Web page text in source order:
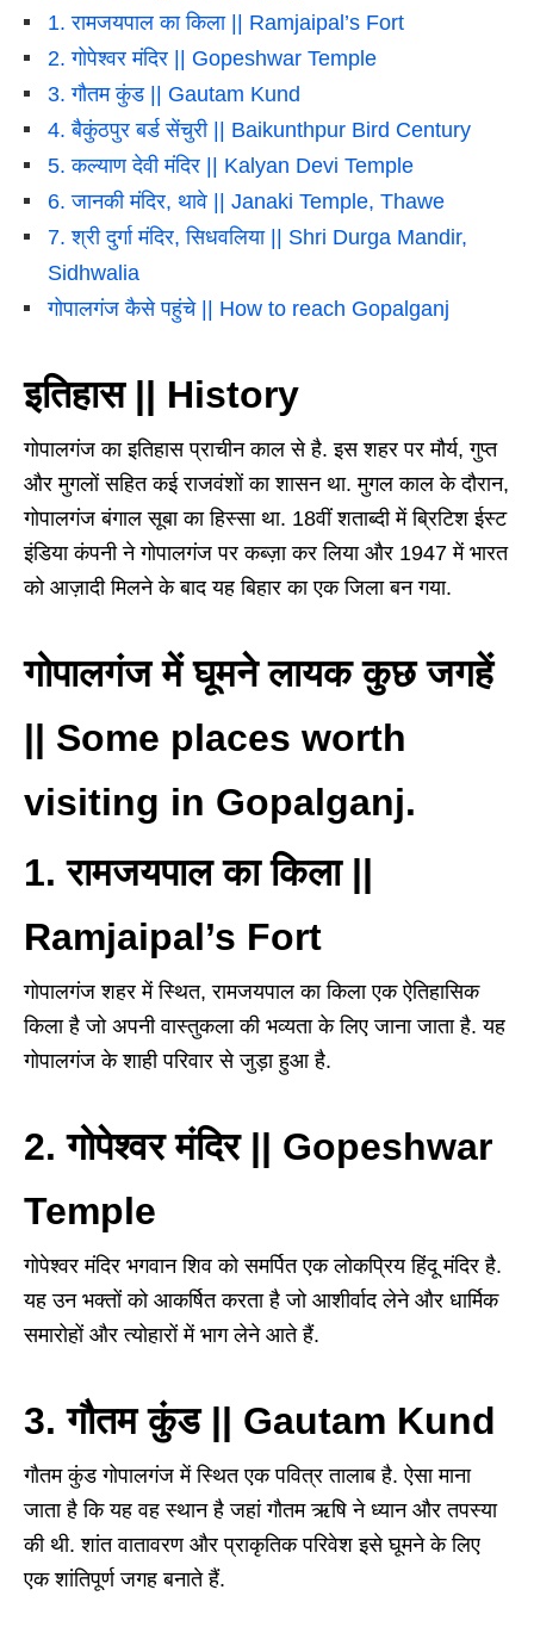
1. रामजयपाल का किला || Ramjaipal’s Fort
2. गोपेश्वर मंदिर || Gopeshwar Temple
3. गौतम कुंड || Gautam Kund
4. बैकुंठपुर बर्ड सेंचुरी || Baikunthpur Bird Century
5. कल्याण देवी मंदिर || Kalyan Devi Temple
6. जानकी मंदिर, थावे || Janaki Temple, Thawe
7. श्री दुर्गा मंदिर, सिधवलिया || Shri Durga Mandir,
Sidhwalia
गोपालगंज कैसे पहुंचे || How to reach Gopalganj
इतिहास || History
गोपालगंज का इतिहास प्राचीन काल से है. इस शहर पर मौर्य, गुप्त
और मुगलों सहित कई राजवंशों का शासन था. मुगल काल के दौरान,
गोपालगंज बंगाल सूबा का हिस्सा था. 18वीं शताब्दी में ब्रिटिश ईस्ट
इंडिया कंपनी ने गोपालगंज पर कब्ज़ा कर लिया और 1947 में भारत
को आज़ादी मिलने के बाद यह बिहार का एक जिला बन गया.
गोपालगंज में घूमने लायक कुछ जगहें
|| Some places worth
visiting in Gopalganj.
1. रामजयपाल का किला ||
Ramjaipal’s Fort
गोपालगंज शहर में स्थित, रामजयपाल का किला एक ऐतिहासिक
किला है जो अपनी वास्तुकला की भव्यता के लिए जाना जाता है. यह
गोपालगंज के शाही परिवार से जुड़ा हुआ है.
2. गोपेश्वर मंदिर || Gopeshwar
Temple
गोपेश्वर मंदिर भगवान शिव को समर्पित एक लोकप्रिय हिंदू मंदिर है.
यह उन भक्तों को आकर्षित करता है जो आशीर्वाद लेने और धार्मिक
समारोहों और त्योहारों में भाग लेने आते हैं.
3. गौतम कुंड || Gautam Kund
गौतम कुंड गोपालगंज में स्थित एक पवित्र तालाब है. ऐसा माना
जाता है कि यह वह स्थान है जहां गौतम ऋषि ने ध्यान और तपस्या
की थी. शांत वातावरण और प्राकृतिक परिवेश इसे घूमने के लिए
एक शांतिपूर्ण जगह बनाते हैं.